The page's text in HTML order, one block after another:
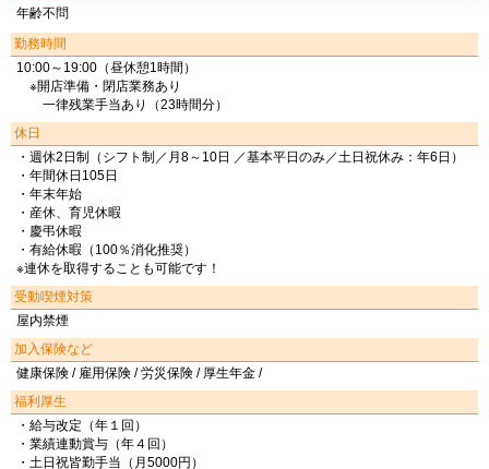
年齢不問
勤務時間
10:00～19:00（昼休憩1時間）
※開店準備・閉店業務あり
一律残業手当あり（23時間分）
休日
・週休2日制（シフト制／月8～10日 ／基本平日のみ／土日祝休み：年6日）
・年間休日105日
・年末年始
・産休、育児休暇
・慶弔休暇
・有給休暇（100％消化推奨）
※連休を取得することも可能です！
受動喫煙対策
屋内禁煙
加入保険など
健康保険 / 雇用保険 / 労災保険 / 厚生年金 /
福利厚生
・給与改定（年１回）
・業績連動賞与（年４回）
・土日祝皆勤手当（月5000円）